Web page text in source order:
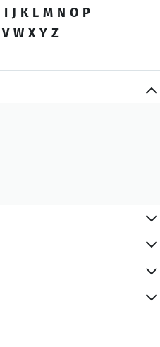
I J K L M N O P
V W X Y Z